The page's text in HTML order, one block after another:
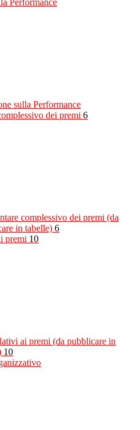
Performance
sulla Performance
dei premi 6
complessivo dei premi (da
in tabelle) 6
premi 10
ai premi (da pubblicare in
10